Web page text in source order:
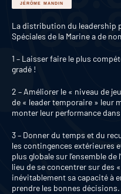
JÉRÔME MANDIN
La distribution du leadership
Spéciales de la Marine a de
1 – Laisser faire le plus
gradé !
2 – Améliorer le « niveau de
de « leader temporaire » leur
monter leur performance
3 – Donner du temps et du
les contingences extérieures
plus globale sur l’ensemble
lieu de se concentrer sur des
inévitablement sa capacité à
prendre les bonnes décisions.